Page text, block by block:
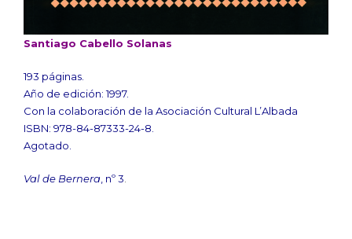
Santiago Cabello Solanas
193 páginas.
Año de edición: 1997.
Con la colaboración de la Asociación Cultural L’Albada
ISBN: 978-84-87333-24-8.
Agotado.
Val de Bernera, nº 3.